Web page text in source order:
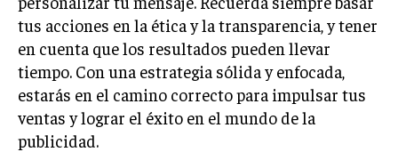
tus acciones en la ética y la transparencia, y tener
en cuenta que los resultados pueden llevar
tiempo. Con una estrategia sólida y enfocada,
estarás en el camino correcto para impulsar tus
ventas y lograr el éxito en el mundo de la
publicidad.